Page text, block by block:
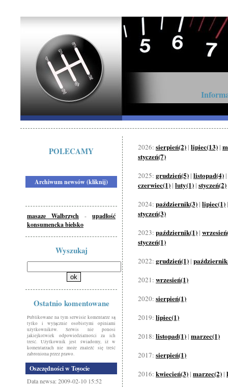
POLECAMY
Archiwum newsów (kliknij)
masaze Walbrzych - upadłość
konsumencka bielsko
Wyszukaj
Ostatnio komentowane
Publikowane na tym serwisie komentarze są
tylko i wyłącznie osobistymi opiniami
użytkowników. Serwis nie ponosi
jakiejkolwiek odpowiedzialności za ich
treść. Użytkownik jest świadomy, iż w
komentarzach nie może znaleźć się treść
zabroniona przez prawo.
Oszczędności w Toyocie
Data newsa: 2009-02-10 15:52
2026: sierpień(2) | lipiec(13) |
styczeń(7)
2025: grudzień(5) | listopad(4) |
czerwiec(1) | luty(1) | styczeń(2)
2024: październik(3) | lipiec(1)
styczeń(3)
2023: październik(1) |
styczeń(1)
2022: grudzień(1) |
2021: wrzesień(1)
2020: sierpień(1)
2019: lipiec(1)
2018: listopad(1) | marzec(1)
2017: sierpień(1)
2016: kwiecień(3) | marzec(2) |